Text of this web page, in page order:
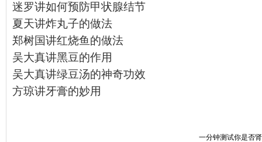
迷罗讲如何预防甲状腺结节
夏天讲炸丸子的做法
郑树国讲红烧鱼的做法
吴大真讲黑豆的作用
吴大真讲绿豆汤的神奇功效
方琼讲牙膏的妙用
一分钟测试你是否